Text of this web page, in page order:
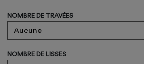
NOMBRE DE TRAVÉES
NOMBRE DE LISSES